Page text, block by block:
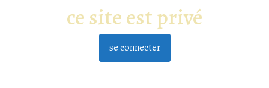
ce site est privé
se connecter